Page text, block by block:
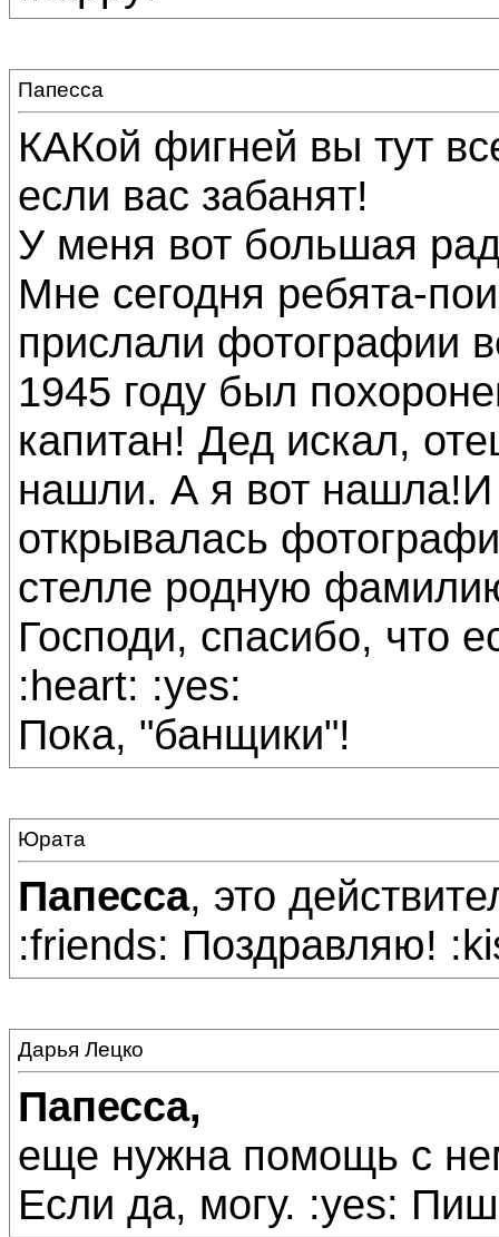
Папесса
КАКой фигней вы тут
если вас забанят!
У меня вот большая
Мне сегодня ребята-
прислали фотографии
1945 году был
капитан! Дед искал,
нашли. А я вот нашла!И
открывалась
стелле родную
Господи, спасибо, что
:heart: :yes:
Пока, "банщики"!
Юрата
Папесса, это
:friends: Поздравляю!
Дарья Лецко
Папесса,
еще нужна помощь с
Если да, могу. :yes: